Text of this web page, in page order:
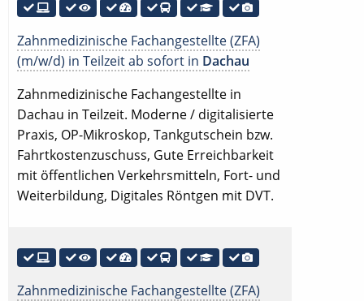
Zahnmedizinische Fachangestellte (ZFA)
(m/w/d) in Teilzeit ab sofort in Dachau
Zahnmedizinische Fachangestellte in
Dachau in Teilzeit. Moderne / digitalisierte
Praxis, OP-Mikroskop, Tankgutschein bzw.
Fahrtkostenzuschuss, Gute Erreichbarkeit
mit öffentlichen Verkehrsmitteln, Fort- und
Weiterbildung, Digitales Röntgen mit DVT.
Zahnmedizinische Fachangestellte (ZFA)